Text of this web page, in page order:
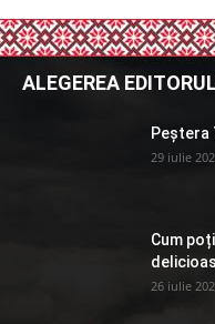
ALEGEREA
Peștera
29 iulie
Cum
26 iulie